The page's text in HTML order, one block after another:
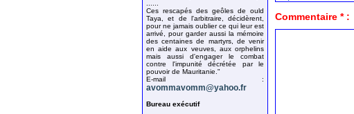
Ces rescapés des geôles de ould
Taya, et de l'arbitraire, décidèrent,
pour ne jamais oublier ce qui leur est
arrivé, pour garder aussi la mémoire
des centaines de martyrs, de venir
en aide aux veuves, aux orphelins
mais aussi d'engager le combat
contre l'impunité décrétée par le
pouvoir de Mauritanie."
E-mail :
avommavomm@yahoo.fr
Bureau exécutif
Commentaire * :